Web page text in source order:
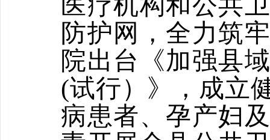
防护网，全力筑
院出台《加强县
(试行）》，成立
病患者、孕产妇